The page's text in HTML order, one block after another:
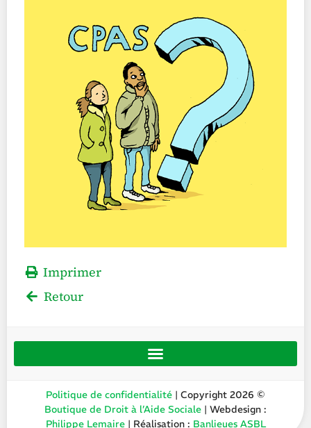
Imprimer
Retour
Politique de confidentialité | Copyright 2026 ©
Boutique de Droit à l’Aide Sociale | Webdesign :
Philippe Lemaire| Réalisation : Banlieues ASBL